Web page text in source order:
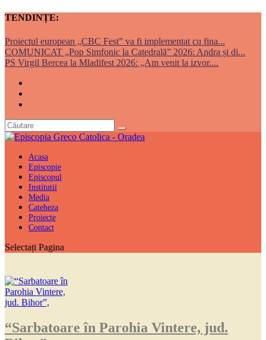
TENDINȚE:
Proiectul european „CBC Fest” va fi implementat cu fina...
COMUNICAT „Pop Simfonic la Catedrală” 2026: Andra și di...
PS Virgil Bercea la Mladifest 2026: „Am venit la izvor....
Acasa
Episcopie
Episcopul
Institutii
Media
Cateheza
Proiecte
Contact
Selectați Pagina
“Sarbatoare în Parohia Vintere, jud.